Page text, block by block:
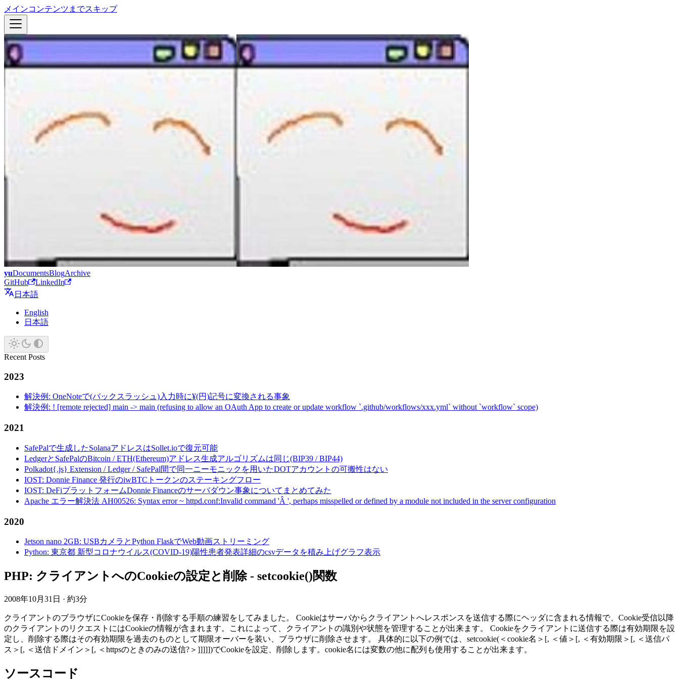
メインコンテンツまでスキップ
yuDocumentsBlogArchive
GitHub
LinkedIn
日本語
English
日本語
Recent Posts
2023
解決例: OneNoteで(バックスラッシュ)入力時に¥(円)記号に変換される事象
解決例: ! [remote rejected] main -> main (refusing to allow an OAuth App to create or update workflow `.github/workflows/xxx.yml` without `workflow` scope)
2021
SafePalで生成したSolanaアドレスはSollet.ioで復元可能
LedgerとSafePalのBitcoin / ETH(Ethereum)アドレス生成アルゴリズムは同じ(BIP39 / BIP44)
Polkadot{.js} Extension / Ledger / SafePal間で同一ニーモニックを用いたDOTアカウントの可搬性はない
IOST: Donnie Finance 発行のiwBTCトークンのステーキングフロー
IOST: DeFiプラットフォームDonnie Financeのサーバダウン事象についてまとめてみた
Apache エラー解決法 AH00526: Syntax error ~ httpd.conf:Invalid command 'Â ', perhaps misspelled or defined by a module not included in the server configuration
2020
Jetson nano 2GB: USBカメラとPython FlaskでWeb動画ストリーミング
Python: 東京都 新型コロナウイルス(COVID-19)陽性患者発表詳細のcsvデータを積み上げグラフ表示
PHP: クライアントへのCookieの設定と削除 - setcookie()関数
2008年10月31日 · 約3分
クライアントのブラウザにCookieを保存・削除する手順の練習をしてみました。 Cookieはサーバからクライアントへレスポンスを送信する際にヘッダに含まれる情報で、Cookie受信以降
のクライアントのリクエストにはCookieの情報が含まれます。これによって、クライアントの識別や状態を管理することが出来ます。 Cookieをクライアントに送信する際は有効期限を設
定し、削除する際はその有効期限を過去のものとして期限オーバーを装い、ブラウザに削除させます。 具体的に以下の例では、setcookie(＜cookie名＞[, ＜値＞[, ＜有効期限＞[, ＜送信パ
ス＞[, ＜送信ドメイン＞[, ＜httpsのときのみの送信?＞]]]]])でCookieを設定、削除します。cookie名には変数の他に配列も使用することが出来ます。
ソースコード